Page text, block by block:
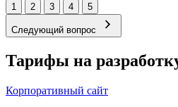
1
2 3 4 5
Следующий вопрос
Тарифы на
Корпоративный сайт